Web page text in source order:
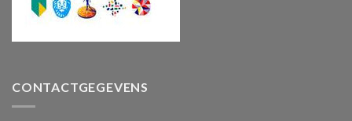
CONTACTGEGEVENS